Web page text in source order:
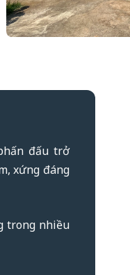
đấu trở
xứng đáng
trong nhiều